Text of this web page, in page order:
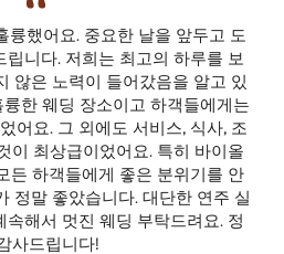
륭했어요. 중요한 날을 앞두고 도
니다. 저희는 최고의 하루를 보
않은 노력이 들어갔음을 알고 있
한 웨딩 장소이고 하객들에게는
어요. 그 외에도 서비스, 식사, 조
이 최상급이었어요. 특히 바이올
든 하객들에게 좋은 분위기를 안
정말 좋았습니다. 대단한 연주 실
해서 멋진 웨딩 부탁드려요. 정
사드립니다!